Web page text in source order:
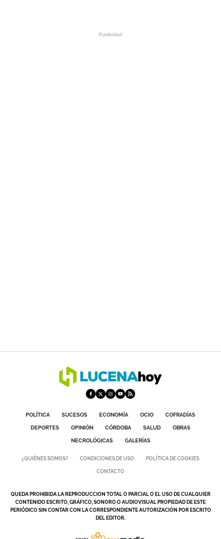
POLÍTICA SUCESOS ECONOMÍA OCIO
COFRADÍAS
DEPORTES
OPINIÓN CÓRDOBA SALUD
OBRAS
NECROLÓGICAS
GALERÍAS
¿QUIÉNES SOMOS? CONDICIONES DE USO POLÍTICA DE COOKIES
CONTACTO
QUEDA PROHIBIDA LA REPRODUCCION TOTAL O PARCIAL O EL USO DE CUALQUIER
CONTENIDO ESCRITO, GRÁFICO, SONORO O AUDIOVISUAL PROPIEDAD DE ESTE
PERIÓDICO SIN CONTAR CON LA CORRESPONDIENTE AUTORIZACIÓN POR ESCRITO
DEL EDITOR.